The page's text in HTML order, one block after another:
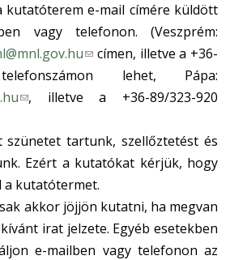
e-mail címére küldött
vagy telefonon. (Veszprém:
(
l
k
s
e
n
d
címen, illetve a +36-
telefonszámon lehet, Pápa:
(
i
n
k
s
e
n
, illetve a +36-89/323-920
szünetet tartunk, szellőztetést és
Ezért a kutatókat kérjük, hogy
a kutatótermet.
akkor jöjjön kutatni, ha megvan
irat jelzete. Egyéb esetekben
e-mailben vagy telefonon az